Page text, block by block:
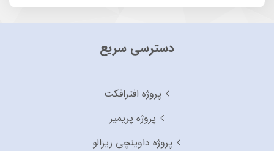
دسترسی سریع
پروژه افترافکت
پروژه پریمیر
پروژه داوینچی ریزالو